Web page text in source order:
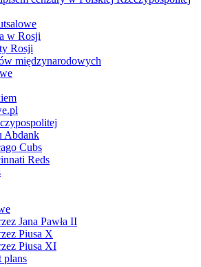
w Rosji
Rosji
międzynarodowych
Abdank
Cubs
Reds
Jana Pawła II
Piusa X
Piusa XI
plans